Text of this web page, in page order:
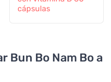
cápsulas
Bun Bo Nam Bo a